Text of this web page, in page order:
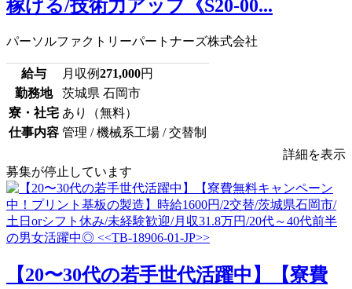
稼げる/技術力アップ《S20-00...
パーソルファクトリーパートナーズ株式会社
給与 月収例271,000円
勤務地
茨城県 石岡市
寮・社宅 あり（無料）
仕事内容 管理 / 機械系工場 / 交替制
詳細を表示
募集が停止しています
【20〜30代の若手世代活躍中】【寮費